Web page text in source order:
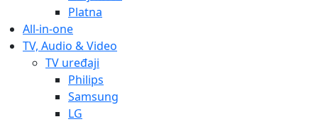
Platna
All-in-one
TV, Audio & Video
TV uređaji
Philips
Samsung
LG